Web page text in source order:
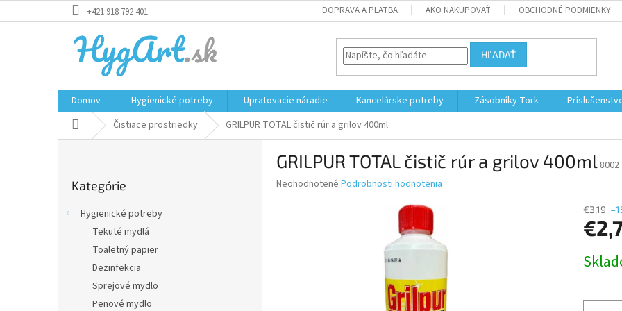
na
+421 918 792 401 DOPRAVA A PLATBA AKO NAKUPOVAŤ OBCHODNÉ PODMIENKY
HĽADAŤ
Domov Hygienické potreby Upratovacie náradie Kancelárske potreby Zásobníky Tork
Domov Čistiace prostriedky GRILPUR TOTAL čistič rúr a grilov 400ml
kategórie
Kategórie
Hygienické potreby
Tekuté mydlá
Toaletný papier
Dezinfekcia
Sprejové mydlo
Penové mydlo
GRILPUR TOTAL čistič rúr a grilov 400ml 8002
Priemerné
Neohodnotené Podrobnosti hodnotenia
€3,19
cena: